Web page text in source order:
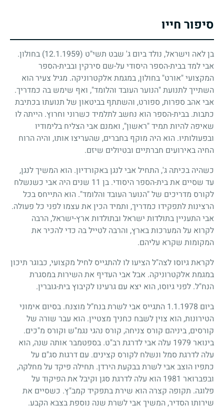
סיפור חייו
בן לאה וישראל, נולד ביום ג' שבט תשי"ט (12.1.1959)
בחולון.
אבי למד בבית-הספר היסודי על-שם סירקין ובבית-הספר
המקצועי "אורט" בחולון, במגמת אלקטרוניקה. מגיל צעיר הוא
השתייך לתנועת "הנוער העובד והלומד", ואף שימש בה כמדריך.
אבי אהב ספרות, ספורט, והשתתף בביטאון של תנועתו בכתיבת
כתבות. בבית-הספר הוא נחשב לתלמיד כשרוני וחרוץ. הייתה לו
שאיפה להיות תמיד "ראשון", ואמנם אבי הצליח בלימודיו
ובפעולותיו. הוא היה מוקף בחברים, שהעריצו אותו, והיה הרוח
החיה באירועים חברתיים ובטיולים שיזם.
כשהיה בכיתה ג', התחיל אבי לנגן באקורדיון. הוא המשיך לנגן,
עד שסיים את בית-הספר היסודי. בן 11 שנים היה אבי כשנשלח
לקורס מדריכים של "הנוער העובד והלומד". הוא התייחס בכל
הרצינות לתפקידו כמדריך, ותמיד הכין את עצמו לפני כל פעולה.
אבי התעניין בתולדות ישראל ובתולדות ארץ-ישראל, הרבה
לקרוא על המערכות בארץ, והרבה לטייל בה כדי להכיר את
המקומות שקרא עליהם.
לקראת גיוסו לצה"ל הציעו לו להתגייס לחיל מקצועי, כבוגר תיכון
במגמת אלקטרוניקה. אבל אבי העדיף את השירות במסגרת
הנח"ל. לפני גיוסו, הוא יצא עם גרעינו לקיבוץ בית-גוברין.
ביום 1.1.1978 התגייס אבי לשרת בנח"ל מוצנח. בסיום אימוני
הטירונות, הוא צוין לשבח כחניך מצטיין. הוא עבר שורה של
קורסים, ביניהם קורס צניחה, קורס נהגי נגמ"ש וקורס מ"כים.
בינואר 1979 עלה אבי לדרגת רב"ט. בספטמבר אותה שנה, הוא
עלה לדרגת סמל ונשלח לקורס קצינים. עם דרגות סג"ם על
כתפיו הוצב אבי לשרת בבקעת הירדן. תחילה פיקד על מחלקה,
ובפברואר 1981 הוא עלה לדרגת סגן וקיבל את הפיקוד על
פלוגה. תקופה קצרה הוא שירת בתפקיד קמב"ץ. כשסיים את
שירותו הסדיר, המשיך אבי לשרת שנה נוספת בצבא הקבע.